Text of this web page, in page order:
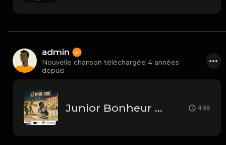
admin
Nouvelle chanson téléchargée 4 années
depuis
Junior Bonheur ft Samy B - LI NAN ASU - Kanaval 2023 4:59